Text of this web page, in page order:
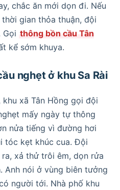
chắc ăn mới dọn đi. Nếu
gian thỏa thuận, đội
Gọi thông bồn cầu Tân
kể sớm khuya.
nghẹt ở khu Sa Rài
khu xã Tân Hồng gọi đội
mấy ngày tự thông
nửa tiếng vì đường hơi
tóc kẹt khúc cua. Đội
xả thử trôi êm, dọn rửa
Anh nói ở vùng biên tưởng
người tới. Nhà phố khu